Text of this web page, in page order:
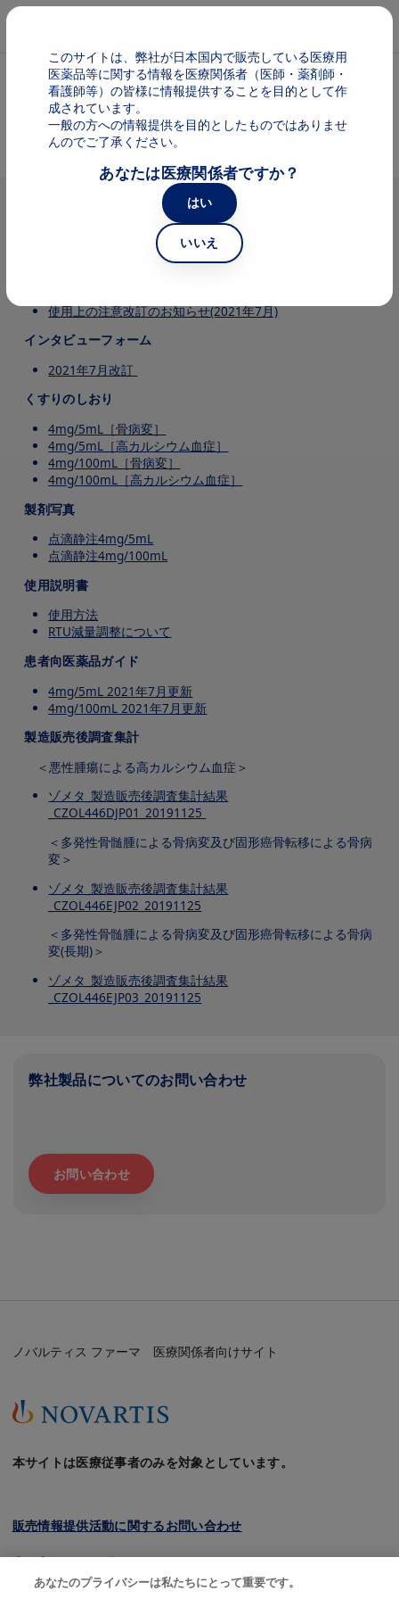
メインコンテンツに移動
パンくず
ゾメタ
ゾメタ 製品基本情報（電子添文等）
4mg/5mL 最新電子添文（2021年7月改訂）
4mg/100mL 最新電子添文（2021年7月改訂）
使用上の注意改訂のお知らせ(2021年7月)
インタビューフォーム
2021年7月改訂
くすりのしおり
4mg/5mL［骨病変］
4mg/5mL［高カルシウム血症］
4mg/100mL［骨病変］
4mg/100mL［高カルシウム血症］
製剤写真
点滴静注4mg/5mL
点滴静注4mg/100mL
使用説明書
使用方法
RTU減量調整について
患者向医薬品ガイド
4mg/5mL 2021年7月更新
4mg/100mL 2021年7月更新
製造販売後調査集計
＜悪性腫瘍による高カルシウム血症＞
ゾメタ_製造販売後調査集計結果
_CZOL446DJP01_20191125
＜多発性骨髄腫による骨病変及び固形癌骨転移による骨病
変＞
ゾメタ_製造販売後調査集計結果
_CZOL446EJP02_20191125
＜多発性骨髄腫による骨病変及び固形癌骨転移による骨病
変(長期)＞
ゾメタ_製造販売後調査集計結果
_CZOL446EJP03_20191125
弊社製品についてのお問い合わせ
お問い合わせ
ノバルティス ファーマ 医療関係者向けサイト
本サイトは医療従事者のみを対象としています。
販売情報提供活動に関するお問い合わせ
クッキーについて
このサイトは、弊社が日本国内で販売している医療用
医薬品等に関する情報を医療関係者（医師・薬剤師・
看護師等）の皆様に情報提供することを目的として作
成されています。
一般の方への情報提供を目的としたものではありませ
んのでご了承ください。
あなたは医療関係者ですか？
はい
いいえ
あなたのプライバシーは私たちにとって重要です。